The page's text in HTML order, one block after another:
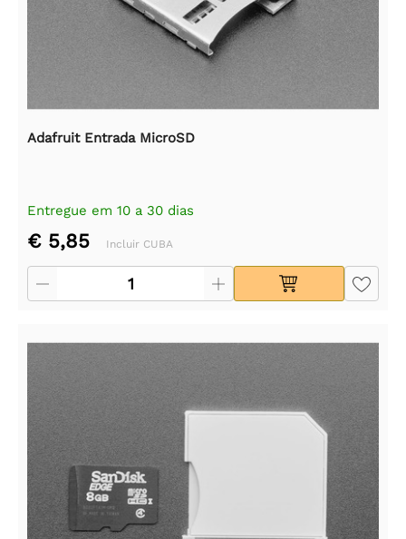
Adafruit Entrada MicroSD
Entregue em 10 a 30 dias
€ 5,85 Incluir CUBA